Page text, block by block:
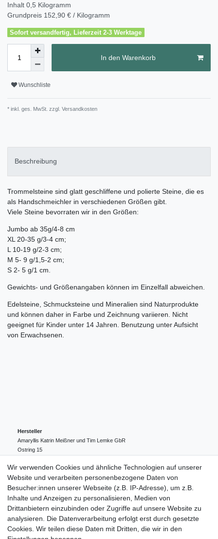
Inhalt 0,5 Kilogramm
Grundpreis 152,90 € / Kilogramm
Sofort versandfertig, Lieferzeit 2-3 Werktage
In den Warenkorb
Wunschliste
* inkl. ges. MwSt. zzgl. Versandkosten
Beschreibung
Trommelsteine sind glatt geschliffene und polierte Steine, die es
als Handschmeichler in verschiedenen Größen gibt.
Viele Steine bevorraten wir in den Größen:
Jumbo ab 35g/4-8 cm
XL 20-35 g/3-4 cm;
L 10-19 g/2-3 cm;
M 5- 9 g/1,5-2 cm;
S 2- 5 g/1 cm.
Gewichts- und Größenangaben können im Einzelfall abweichen.
Edelsteine, Schmucksteine und Mineralien sind Naturprodukte
und können daher in Farbe und Zeichnung variieren. Nicht
geeignet für Kinder unter 14 Jahren. Benutzung unter Aufsicht
von Erwachsenen.
Hersteller
Amaryllis Katrin Meißner und Tim Lemke GbR
Ostring 15
004943548099856
amaryllis-eckernfoerde@t-online.de
EU-Verantwortlicher
Amaryllis Katrin Meißner und Tim Lemke GbR
Ostring
15
004943548099856
amaryllis-eckernfoerde@t-online.de
Wir verwenden Cookies und ähnliche Technologien auf unserer
Website und verarbeiten personenbezogene Daten von
Besucher:innen unserer Webseite (z.B. IP-Adresse), um z.B.
Inhalte und Anzeigen zu personalisieren, Medien von
Drittanbietern einzubinden oder Zugriffe auf unsere Website zu
analysieren. Die Datenverarbeitung erfolgt erst durch gesetzte
Cookies. Wir teilen diese Daten mit Dritten, die wir in den